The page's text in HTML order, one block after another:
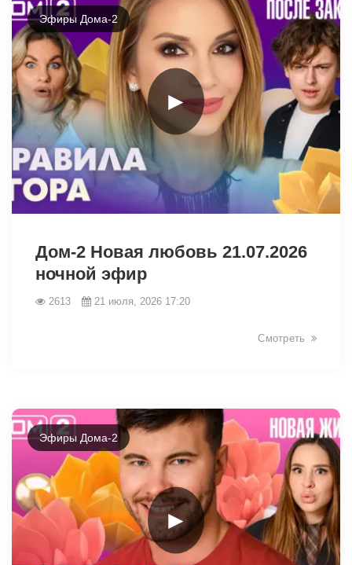
►
Эфиры Дома-2
Дом-2 Новая любовь 21.07.2026
ночной эфир
2613 21 июля, 2026 17:20
Смотреть
►
Эфиры Дома-2